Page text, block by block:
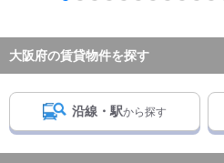
大阪府の賃貸物件を探す
沿線・駅から探す